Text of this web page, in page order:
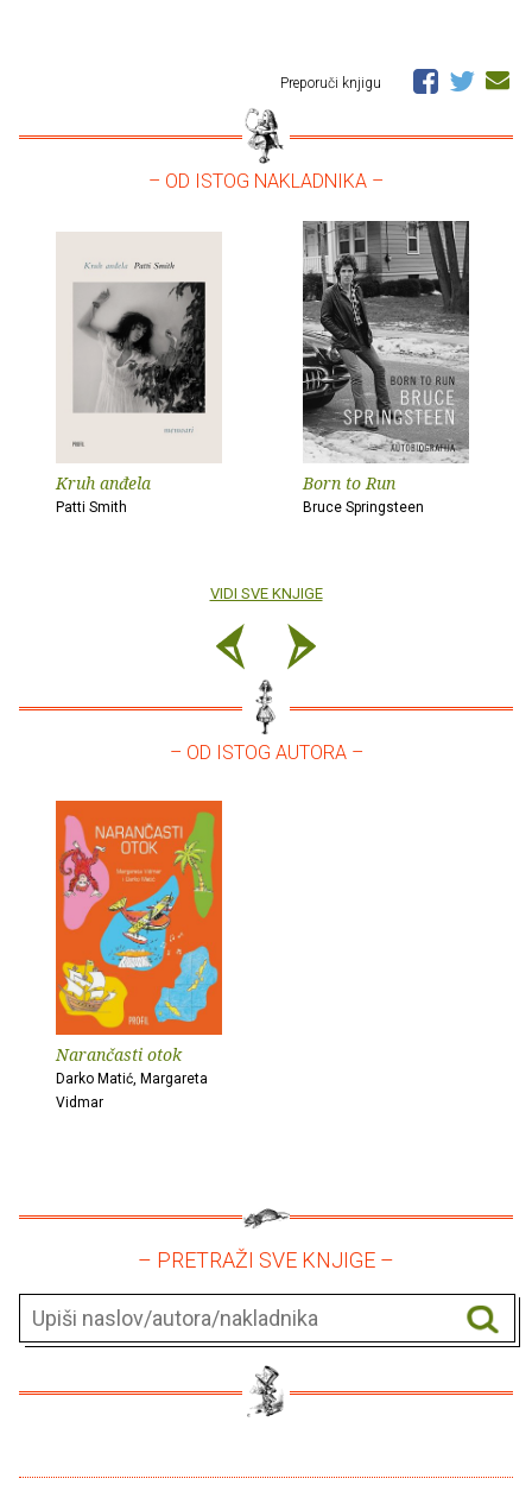
Preporuči knjigu
– OD ISTOG NAKLADNIKA –
Kruh anđela
Patti Smith
Born to Run
Bruce Springsteen
VIDI SVE KNJIGE
– OD ISTOG AUTORA –
Narančasti otok
Darko Matić, Margareta
Vidmar
– PRETRAŽI SVE KNJIGE –